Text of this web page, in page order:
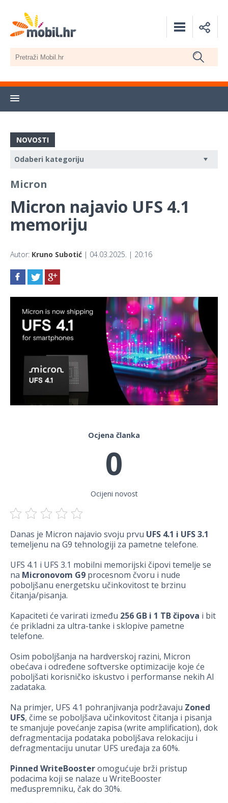
NOVOSTI
Micron
Micron najavio UFS 4.1
memoriju
Autor: Kruno Subotić | 04.03.2025. | 20:16
Ocjena članka
0
Ocijeni novost
Danas je Micron najavio svoju prvu UFS 4.1 i UFS 3.1
temeljenu na G9 tehnologiji za pametne telefone.
UFS 4.1 i UFS 3.1 mobilni memorijski čipovi temelje se
na Micronovom G9 procesnom čvoru i nude
poboljšanu energetsku učinkovitost te brzinu
čitanja/pisanja.
Kapaciteti će varirati između 256 GB i 1 TB čipova i bit
će prikladni za ultra-tanke i sklopive pametne
telefone.
Osim poboljšanja na hardverskoj razini, Micron
obećava i određene softverske optimizacije koje će
poboljšati korisničko iskustvo i performanse nekih AI
zadataka.
Na primjer, UFS 4.1 pohranjivanja podržavaju Zoned
UFS, čime se poboljšava učinkovitost čitanja i pisanja
te smanjuje povećanje zapisa (write amplification), dok
defragmentacija podataka poboljšava relokaciju i
defragmentaciju unutar UFS uređaja za 60%.
Pinned WriteBoosteromogućuje brži pristup
podacima koji se nalaze u WriteBooster
međuspremniku, čak do 30%.